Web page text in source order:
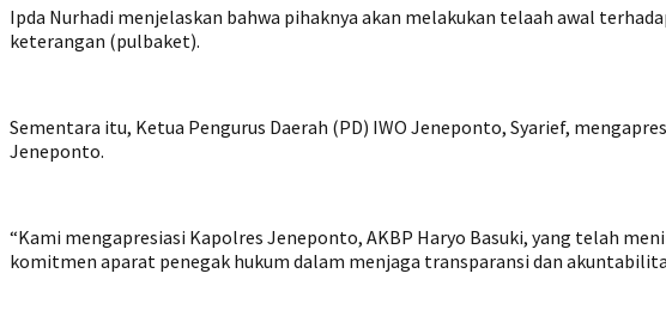
Ipda Nurhadi menjelaskan bahwa pihaknya akan melakukan telaah awal
keterangan (pulbaket).
Sementara itu, Ketua Pengurus Daerah (PD) IWO Jeneponto, Syarief,
Jeneponto.
“Kami mengapresiasi Kapolres Jeneponto, AKBP Haryo Basuki, yang telah
komitmen aparat penegak hukum dalam menjaga transparansi dan